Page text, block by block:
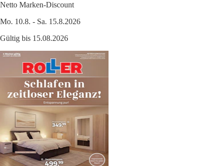
Netto Marken-Discount
Mo. 10.8. - Sa. 15.8.2026
Gültig bis 15.08.2026